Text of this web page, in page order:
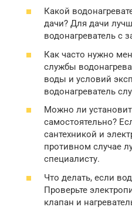
Какой
дачи? Для дачи
водонагреватель с
Как часто нужно
службы
воды и условий
водонагреватель
Можно ли
самостоятельно?
сантехникой и
противном случае
специалисту.
Что делать, если
Проверьте
клапан и